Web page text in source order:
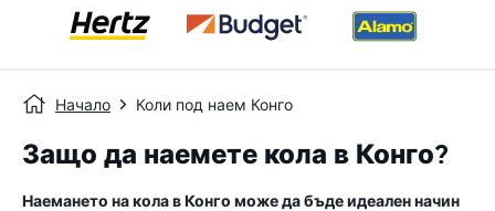
Начало Коли под наем Конго
Защо да наемете кола в Конго?
Наемането на кола в Конго може да бъде идеален начин